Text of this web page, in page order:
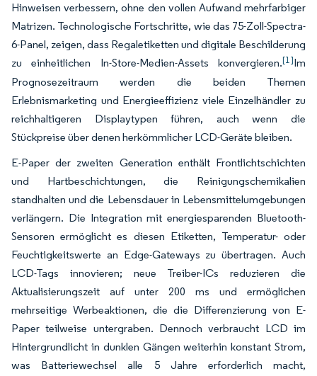
Hinweisen verbessern, ohne den vollen Aufwand mehrfarbiger
Matrizen. Technologische Fortschritte, wie das 75-Zoll-Spectra-
6-Panel, zeigen, dass Regaletiketten und digitale Beschilderung
zu einheitlichen In-Store-Medien-Assets konvergieren.[1]Im
Prognosezeitraum werden die beiden Themen
Erlebnismarketing und Energieeffizienz viele Einzelhändler zu
reichhaltigeren Displaytypen führen, auch wenn die
Stückpreise über denen herkömmlicher LCD-Geräte bleiben.
E-Paper der zweiten Generation enthält Frontlichtschichten
und Hartbeschichtungen, die Reinigungschemikalien
standhalten und die Lebensdauer in Lebensmittelumgebungen
verlängern. Die Integration mit energiesparenden Bluetooth-
Sensoren ermöglicht es diesen Etiketten, Temperatur- oder
Feuchtigkeitswerte an Edge-Gateways zu übertragen. Auch
LCD-Tags innovieren; neue Treiber-ICs reduzieren die
Aktualisierungszeit auf unter 200 ms und ermöglichen
mehrseitige Werbeaktionen, die die Differenzierung von E-
Paper teilweise untergraben. Dennoch verbraucht LCD im
Hintergrundlicht in dunklen Gängen weiterhin konstant Strom,
was Batteriewechsel alle 5 Jahre erforderlich macht,